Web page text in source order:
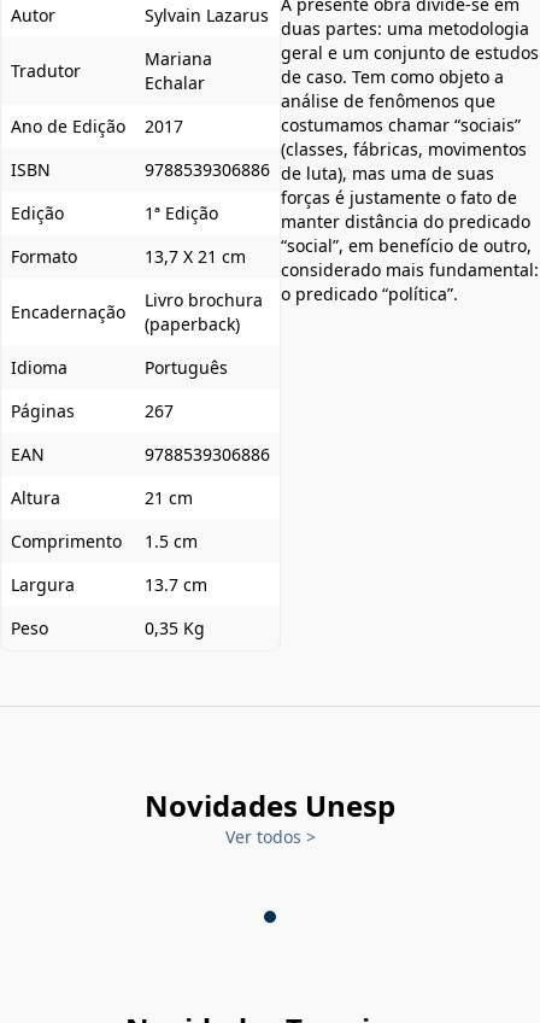
Autor Sylvain Lazarus
Tradutor
Mariana
Echalar
Ano de Edição
2017
ISBN
9788539306886
Edição
1ª Edição
Formato
13,7 X 21 cm
Encadernação
Livro brochura
(paperback)
Idioma
Português
Páginas
267
EAN
9788539306886
Altura
21 cm
Comprimento
1.5 cm
Largura
13.7 cm
Peso
0,35 Kg
duas partes: uma metodologia
geral e um conjunto de estudos
de caso. Tem como objeto a
análise de fenômenos que
costumamos chamar “sociais”
(classes, fábricas, movimentos
de luta), mas uma de suas
forças é justamente o fato de
manter distância do predicado
“social”, em benefício de outro,
considerado mais fundamental:
o predicado “política”.
Novidades Unesp
Ver todos >